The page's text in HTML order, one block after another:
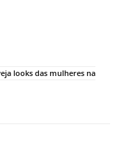
looks das mulheres na